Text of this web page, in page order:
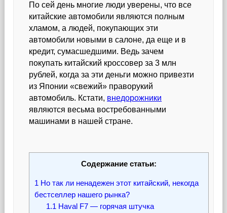
По сей день многие люди уверены, что все
китайские автомобили являются полным
хламом, а людей, покупающих эти
автомобили новыми в салоне, да еще и в
кредит, сумасшедшими. Ведь зачем
покупать китайский кроссовер за 3 млн
рублей, когда за эти деньги можно привезти
из Японии «свежий» праворукий
автомобиль. Кстати, внедорожники
являются весьма востребованными
машинами в нашей стране.
Содержание статьи:
1 Но так ли ненадежен этот китайский, некогда
бестселлер нашего рынка?
1.1 Haval F7 — горячая штучка